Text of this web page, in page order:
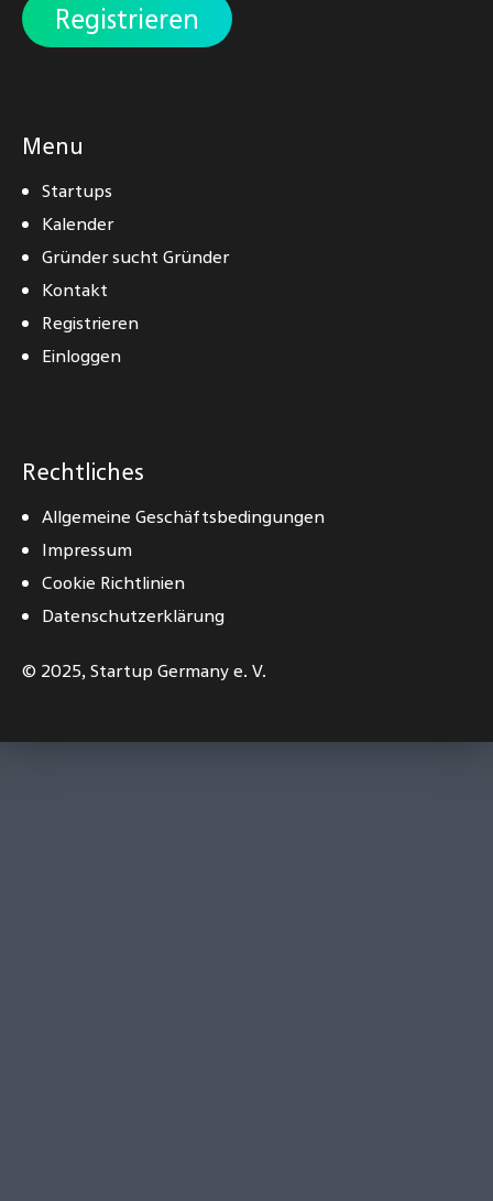
Registrieren
Menu
Startups
Kalender
Gründer sucht Gründer
Kontakt
Registrieren
Einloggen
Rechtliches
Allgemeine Geschäftsbedingungen
Impressum
Cookie Richtlinien
Datenschutzerklärung
© 2025,Startup Germany e. V.